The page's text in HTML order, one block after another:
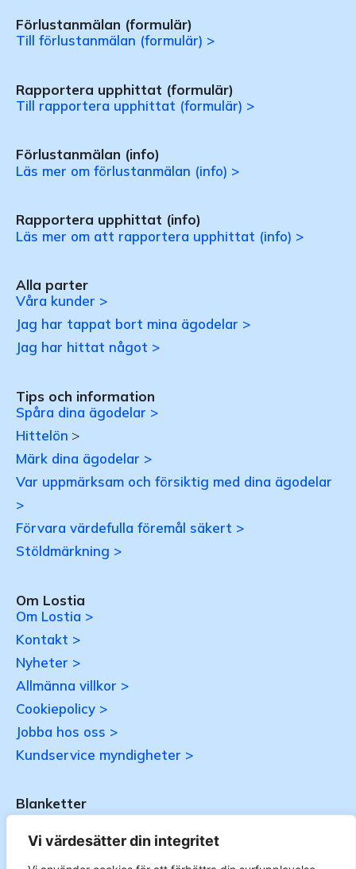
Vi värdesätter din integritet
Förlustanmälan (formulär)
Till förlustanmälan (formulär) >
Rapportera upphittat (formulär)
Till rapportera upphittat (formulär) >
Förlustanmälan (info)
Läs mer om förlustanmälan (info) >
Rapportera upphittat (info)
Läs mer om att rapportera upphittat (info) >
Alla parter
Våra kunder >
Jag har tappat bort mina ägodelar >
Jag har hittat något >
Tips och information
Spåra dina ägodelar >
Hittelön >
Märk dina ägodelar >
Var uppmärksam och försiktig med dina ägodelar
>
Förvara värdefulla föremål säkert >
Stöldmärkning >
Om Lostia
Om Lostia >
Kontakt >
Nyheter >
Allmänna villkor >
Cookiepolicy >
Jobba hos oss >
Kundservice myndigheter >
Blanketter
Uppdateras…